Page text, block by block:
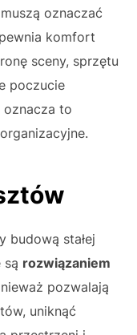
oznaczać
komfort
sceny, sprzętu
poczucie
oznacza to
budową stałej
są rozwiązaniem
pozwalają
uniknąć